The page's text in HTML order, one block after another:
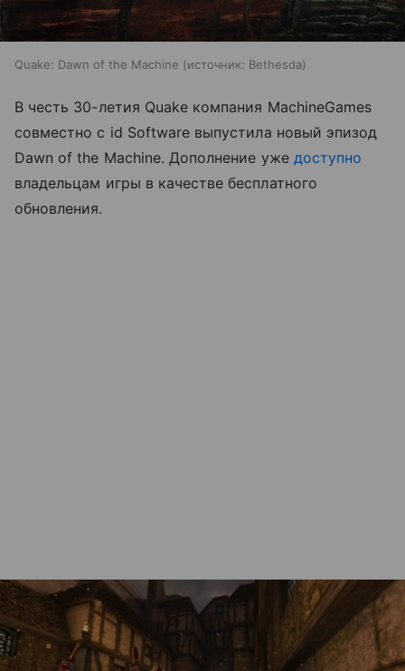
Quake: Dawn of the Machine источник: Bethesda
В честь 30-летия Quake компания MachineGames
совместно с id Software выпустила новый эпизод
Dawn of the Machine. Дополнение уже доступно
владельцам игры в качестве бесплатного
обновления.